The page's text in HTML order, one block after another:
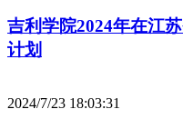
吉利学院2024年在江
计划
2024/7/23 18:03:31